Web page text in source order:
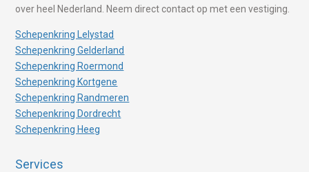
over heel Nederland. Neem direct contact op met een vestiging.
Schepenkring Lelystad
Schepenkring Gelderland
Schepenkring Roermond
Schepenkring Kortgene
Schepenkring Randmeren
Schepenkring Dordrecht
Schepenkring Heeg
Services